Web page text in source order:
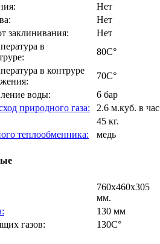
Нет
Нет
заклинивания:
Нет
в
80C°
в контруре
70C°
воды:
6 бар
природного газа:
2.6 м.куб. в час
45 кг.
теплообменника:
медь
760х460х305
мм.
130 мм
газов:
130C°